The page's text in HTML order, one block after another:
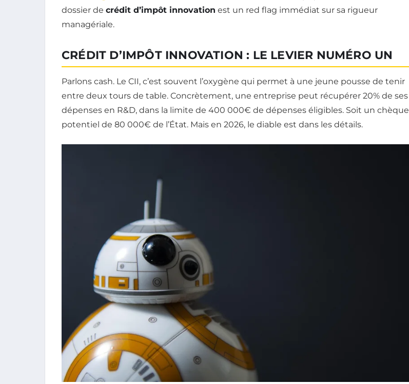
dossier de crédit d’impôt innovation est un red flag immédiat sur sa rigueur
managériale.
CRÉDIT D’IMPÔT INNOVATION : LE LEVIER NUMÉRO UN
Parlons cash. Le CII, c’est souvent l’oxygène qui permet à une jeune pousse de tenir
entre deux tours de table. Concrètement, une entreprise peut récupérer 20% de ses
dépenses en R&D, dans la limite de 400 000€ de dépenses éligibles. Soit un chèque
potentiel de 80 000€ de l’État. Mais en 2026, le diable est dans les détails.